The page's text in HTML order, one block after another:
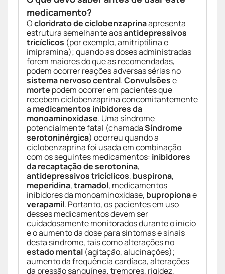
medicamento?
Ocloridrato de ciclobenzaprinaapresenta
estrutura semelhante aosantidepressivos
tricíclicos (por exemplo, amitriptilina e
imipramina); quando as doses administradas
forem maiores do que as recomendadas,
podem ocorrer reações adversas sérias no
sistema nervoso central.Convulsõese
morte podem ocorrer em pacientes que
recebem ciclobenzaprina concomitantemente
a medicamentos inibidores da
monoaminoxidase. Uma síndrome
potencialmente fatal (chamadaSíndrome
serotoninérgica) ocorreu quando a
ciclobenzaprina foi usada em combinação
com os seguintes medicamentos: inibidores
da recaptação de serotonina,
antidepressivos tricíclicos, buspirona,
meperidina,tramadol, medicamentos
inibidores da monoaminoxidase, bupropionae
verapamil. Portanto, os pacientes em uso
desses medicamentos devem ser
cuidadosamente monitorados durante o início
e o aumento da dose para sintomas e sinais
desta síndrome, tais como alterações no
estado mental (agitação, alucinações);
aumento da frequência cardíaca, alterações
da pressão sanguínea, tremores, rigidez,